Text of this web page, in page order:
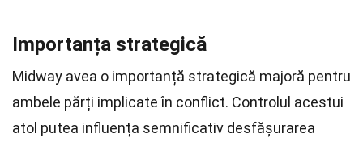
Importanța strategică
Midway avea o importanță strategică majoră pentru
ambele părți implicate în conflict. Controlul acestui
atol putea influența semnificativ desfășurarea